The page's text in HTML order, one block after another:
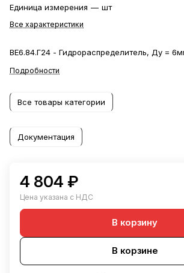
Единица измерения — шт
Все характеристики
ВЕ6.84.Г24 - Гидрораспределитель, Ду =
Подробности
Все товары категории
Документация
4 804 ₽
Цена указана с НДС
В корзину
В корзине